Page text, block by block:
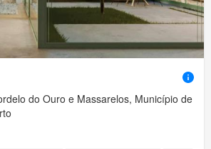
do Ouro e Massarelos, Município de